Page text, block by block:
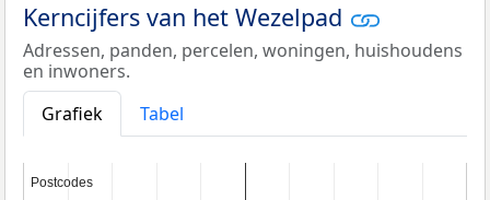
Kerncijfers van het Wezelpad
Adressen, panden, percelen, woningen, huishoudens
en inwoners.
Grafiek
Tabel
Postcodes
Postcodes